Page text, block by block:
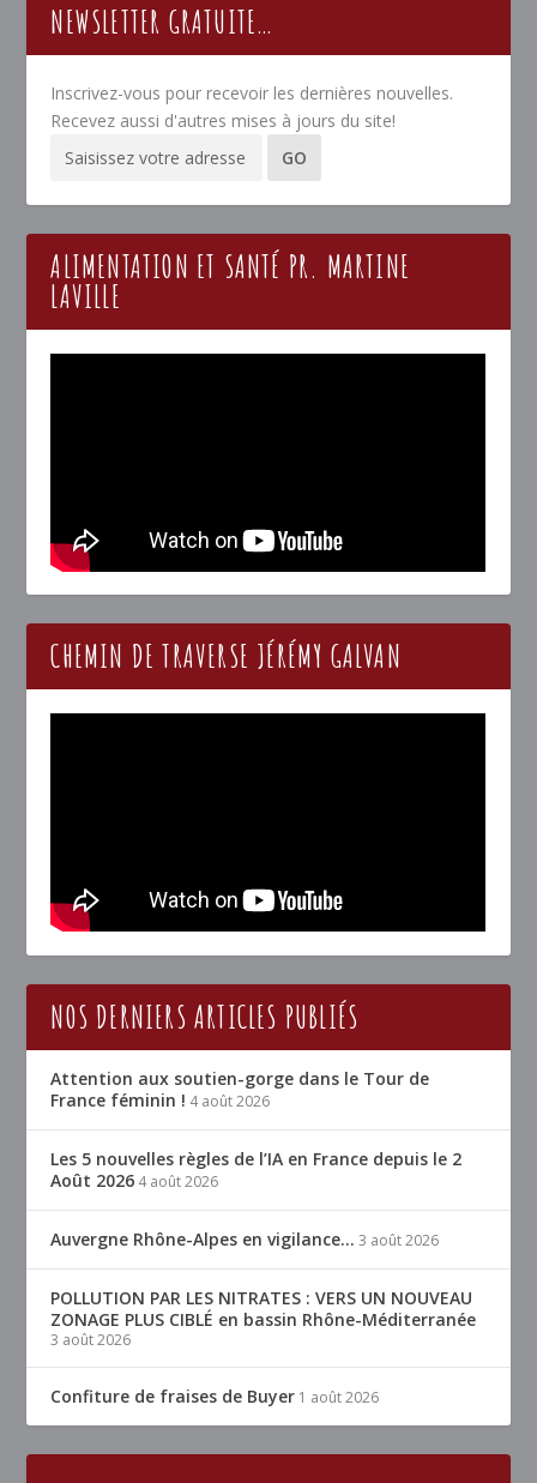
NEWSLETTER GRATUITE…
Inscrivez-vous pour recevoir les dernières nouvelles.
Recevez aussi d'autres mises à jours du site!
ALIMENTATION ET SANTÉ PR. MARTINE
LAVILLE
CHEMIN DE TRAVERSE JÉRÉMY GALVAN
NOS DERNIERS ARTICLES PUBLIÉS
Attention aux soutien-gorge dans le Tour de
France féminin ! 4 août 2026
Les 5 nouvelles règles de l’IA en France depuis le 2
Août 2026 4 août 2026
Auvergne Rhône-Alpes en vigilance… 3 août 2026
POLLUTION PAR LES NITRATES : VERS UN NOUVEAU
ZONAGE PLUS CIBLÉ en bassin Rhône-Méditerranée
3 août 2026
Confiture de fraises de Buyer 1 août 2026